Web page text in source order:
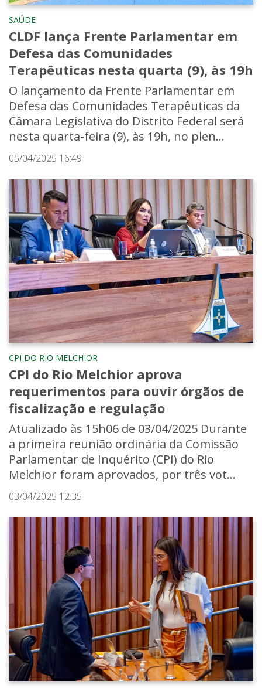
SAÚDE
CLDF lança Frente Parlamentar em
Defesa das Comunidades
Terapêuticas nesta quarta (9), às 19h
O lançamento da Frente Parlamentar em
Defesa das Comunidades Terapêuticas da
Câmara Legislativa do Distrito Federal será
nesta quarta-feira (9), às 19h, no plen...
05/04/2025 16:49
CPI DO RIO MELCHIOR
CPI do Rio Melchior aprova
requerimentos para ouvir órgãos de
fiscalização e regulação
Atualizado às 15h06 de 03/04/2025 Durante
a primeira reunião ordinária da Comissão
Parlamentar de Inquérito (CPI) do Rio
Melchior foram aprovados, por três vot...
03/04/2025 12:35